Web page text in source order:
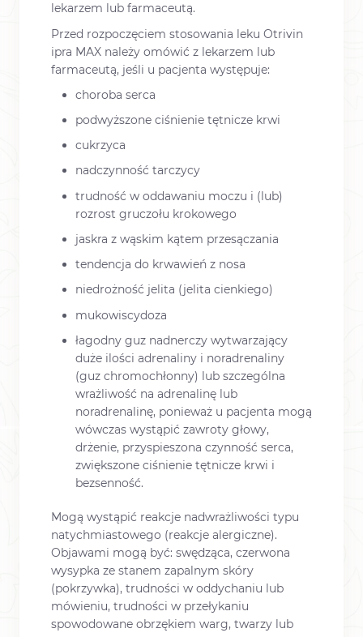
lekarzem lub farmaceutą.
Przed rozpoczęciem stosowania leku Otrivin
ipra MAX należy omówić z lekarzem lub
farmaceutą, jeśli u pacjenta występuje:
choroba serca
podwyższone ciśnienie tętnicze krwi
cukrzyca
nadczynność tarczycy
trudność w oddawaniu moczu i (lub)
rozrost gruczołu krokowego
jaskra z wąskim kątem przesączania
tendencja do krwawień z nosa
niedrożność jelita (jelita cienkiego)
mukowiscydoza
łagodny guz nadnerczy wytwarzający
duże ilości adrenaliny i noradrenaliny
(guz chromochłonny) lub szczególna
wrażliwość na adrenalinę lub
noradrenalinę, ponieważ u pacjenta mogą
wówczas wystąpić zawroty głowy,
drżenie, przyspieszona czynność serca,
zwiększone ciśnienie tętnicze krwi i
bezsenność.
Mogą wystąpić reakcje nadwrażliwości typu
natychmiastowego (reakcje alergiczne).
Objawami mogą być: swędząca, czerwona
wysypka ze stanem zapalnym skóry
(pokrzywka), trudności w oddychaniu lub
mówieniu, trudności w przełykaniu
spowodowane obrzękiem warg, twarzy lub